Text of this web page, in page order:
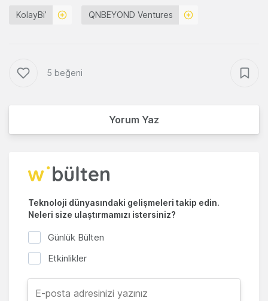
KolayBi’ QNBEYOND Ventures
5 beğeni
Yorum Yaz
Teknoloji dünyasındaki gelişmeleri takip edin.
Neleri size ulaştırmamızı istersiniz?
Günlük Bülten
Etkinlikler